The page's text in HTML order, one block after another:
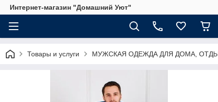
Интернет-магазин "Домашний Уют"
Товары и услуги МУЖСКАЯ ОДЕЖДА ДЛЯ ДОМА,